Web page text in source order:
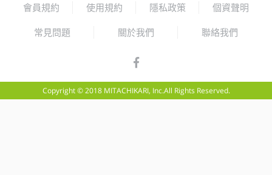
會員規約 使用規約 隱私政策 個資聲明
常見問題 關於我們 聯絡我們
Copyright © 2018 MITACHIKARI, Inc.All Rights Reserved.